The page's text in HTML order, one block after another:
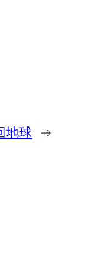
地球 →